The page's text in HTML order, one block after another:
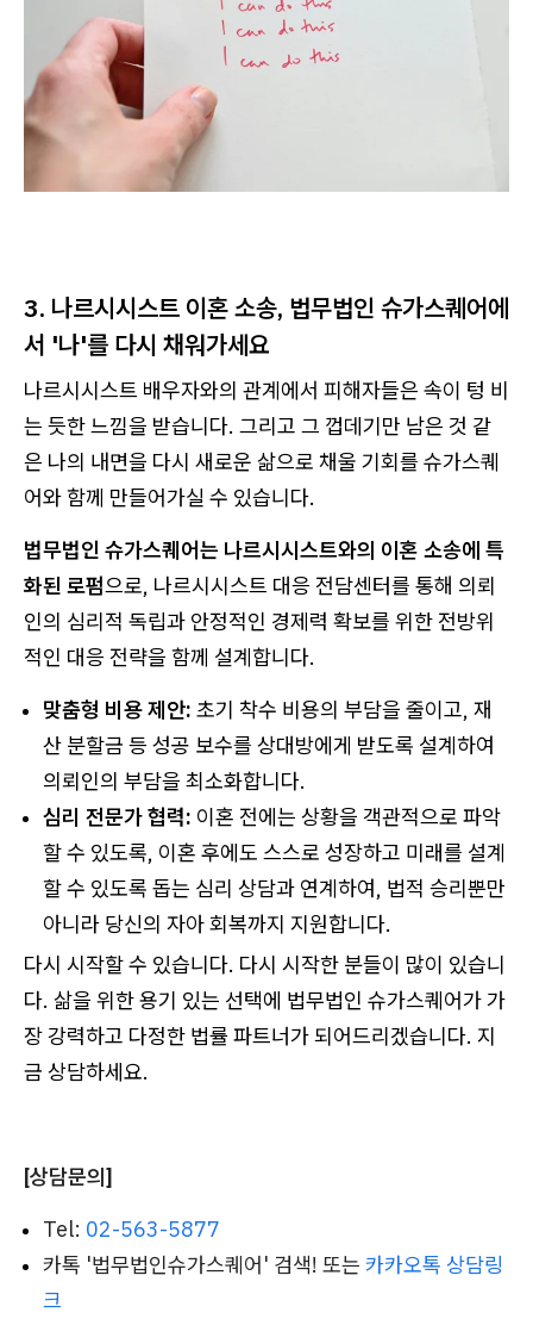
3. 나르시시스트 이혼 소송, 법무법인 슈가스퀘어에
서 '나'를 다시 채워가세요
나르시시스트 배우자와의 관계에서 피해자들은 속이 텅 비
는 듯한 느낌을 받습니다. 그리고 그 껍데기만 남은 것 같
은 나의 내면을 다시 새로운 삶으로 채울 기회를 슈가스퀘
어와 함께 만들어가실 수 있습니다.
법무법인 슈가스퀘어는 나르시시스트와의 이혼 소송에 특
화된 로펌으로, 나르시시스트 대응 전담센터를 통해 의뢰
인의 심리적 독립과 안정적인 경제력 확보를 위한 전방위
적인 대응 전략을 함께 설계합니다.
맞춤형 비용 제안: 초기 착수 비용의 부담을 줄이고, 재
산 분할금 등 성공 보수를 상대방에게 받도록 설계하여
의뢰인의 부담을 최소화합니다.
심리 전문가 협력: 이혼 전에는 상황을 객관적으로 파악
할 수 있도록, 이혼 후에도 스스로 성장하고 미래를 설계
할 수 있도록 돕는 심리 상담과 연계하여, 법적 승리뿐만
아니라 당신의 자아 회복까지 지원합니다.
다시 시작할 수 있습니다. 다시 시작한 분들이 많이 있습니
다. 삶을 위한 용기 있는 선택에 법무법인 슈가스퀘어가 가
장 강력하고 다정한 법률 파트너가 되어드리겠습니다. 지
금 상담하세요.
[상담문의]
Tel: 02-563-5877
카톡 '법무법인슈가스퀘어' 검색! 또는 카카오톡 상담링
크